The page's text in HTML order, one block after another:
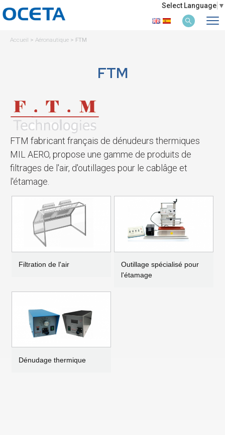
Select Language ▼
Accueil > Aéronautique > FTM
FTM
FTM fabricant français de dénudeurs thermiques
MIL AERO, propose une gamme de produits de
filtrages de l'air, d'outillages pour le cablâge et
l'étamage.
Filtration de l'air
Outillage spécialisé pour
l'étamage
Dénudage thermique